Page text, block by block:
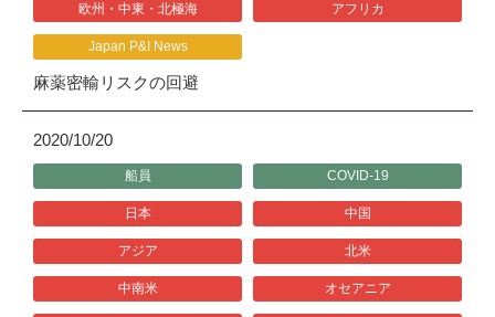
欧州・中東・北極海 アフリカ
Japan P&I News
麻薬密輸リスクの回避
2020/10/20
船員 COVID-19
日本 中国
アジア 北米
中南米 オセアニア